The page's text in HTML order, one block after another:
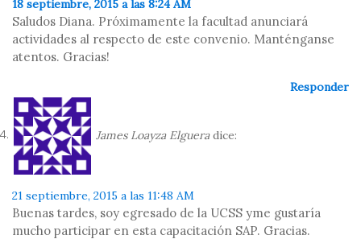
18 septiembre, 2015 a las 8:24 AM
Saludos Diana. Próximamente la facultad anunciará
actividades al respecto de este convenio. Manténganse
atentos. Gracias!
Responder
James Loayza Elguera dice:
21 septiembre, 2015 a las 11:48 AM
Buenas tardes, soy egresado de la UCSS yme gustaría
mucho participar en esta capacitación SAP. Gracias.